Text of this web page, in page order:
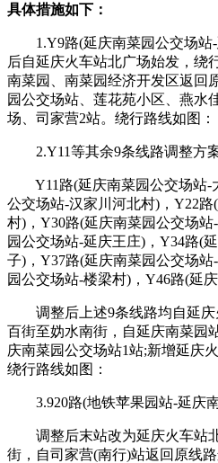
具体措施如下：
1.Y9路(延庆南菜园公交场站-
后自延庆火车站北广场始发，绕
南菜园、南菜园经济开发区返回
园公交场站、莲花苑小区、燕水
场、司家营2站。绕行路线如图：
2.Y11等其余9条线路调整方案
Y11路(延庆南菜园公交场站-
公交场站-汉家川河北村)，Y22
村)，Y30路(延庆南菜园公交场
园公交场站-延庆王庄)，Y34路(
子)，Y37路(延庆南菜园公交场
园公交场站-楼梁村)，Y46路(延
调整后上述9条线路均自延庆
百街至妫水南街，自延庆南菜园
庆南菜园公交场站1站;新增延庆
绕行路线如图：
3.920路(地铁苹果园站-延庆
调整后末站改为延庆火车站
街，自司家营(南行)站返回原线